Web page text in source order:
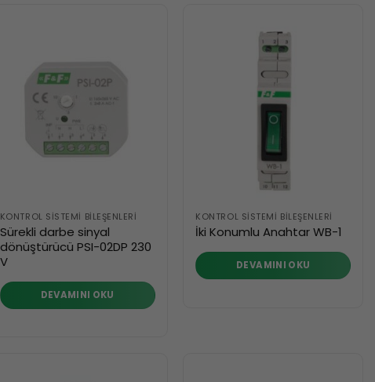
KONTROL SISTEMI BILEŞENLERI
Sürekli darbe sinyal
dönüştürücü PSI-02DP 230
V
DEVAMINI OKU
KONTROL SISTEMI BILEŞENLERI
İki Konumlu Anahtar WB-1
DEVAMINI OKU